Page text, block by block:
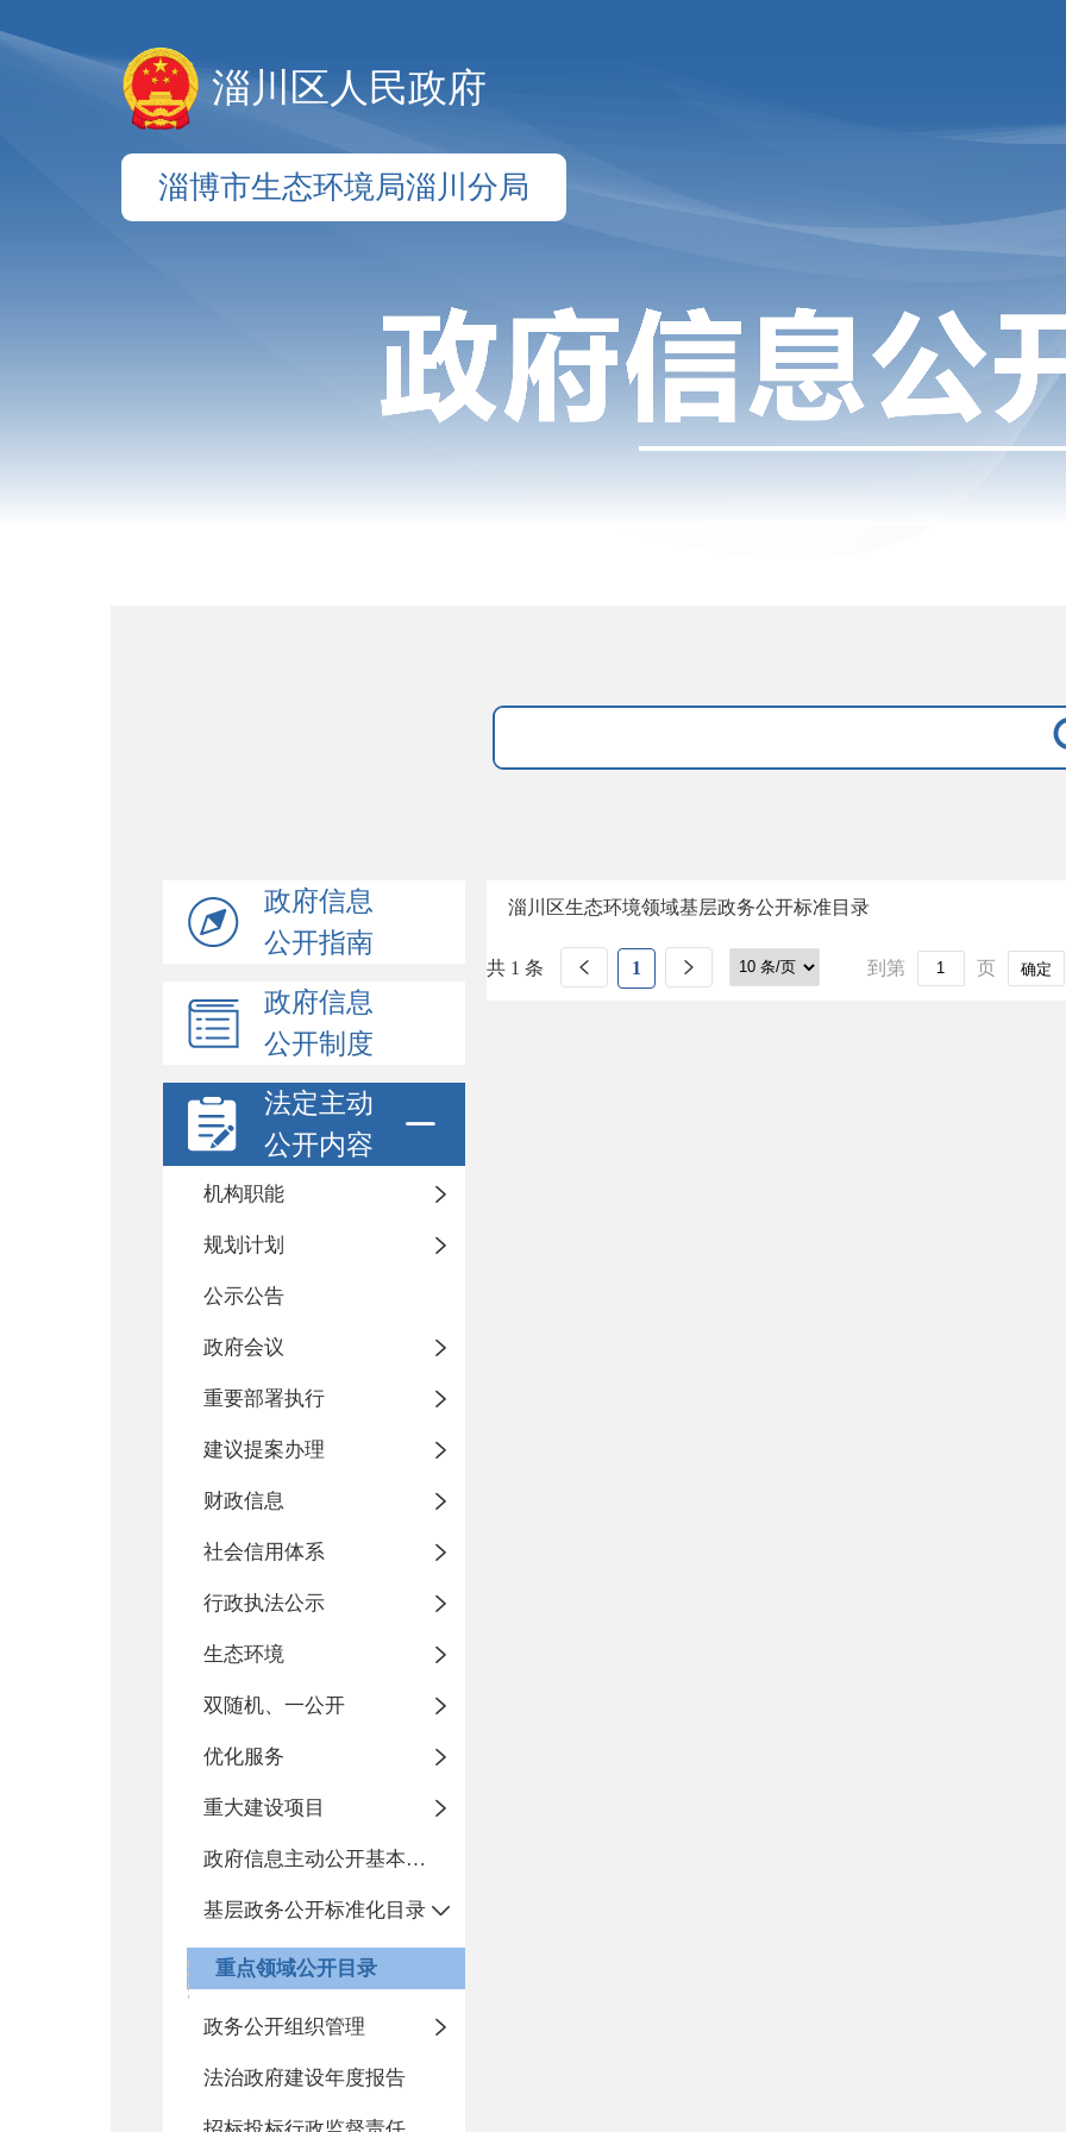
淄川区人民政府
淄博市生态环境局淄川分局
政府信息
公开指南
政府信息
公开制度
法定主动
公开内容
机构职能
规划计划
公示公告
政府会议
重要部署执行
建议提案办理
财政信息
社会信用体系
行政执法公示
生态环境
双随机、一公开
优化服务
重大建设项目
政府信息主动公开基本目录
基层政务公开标准化目录
重点领域公开目录
政务公开组织管理
法治政府建设年度报告
淄川区生态环境领域基层政务公开标准目录
共 1 条 1 到第 页 确定